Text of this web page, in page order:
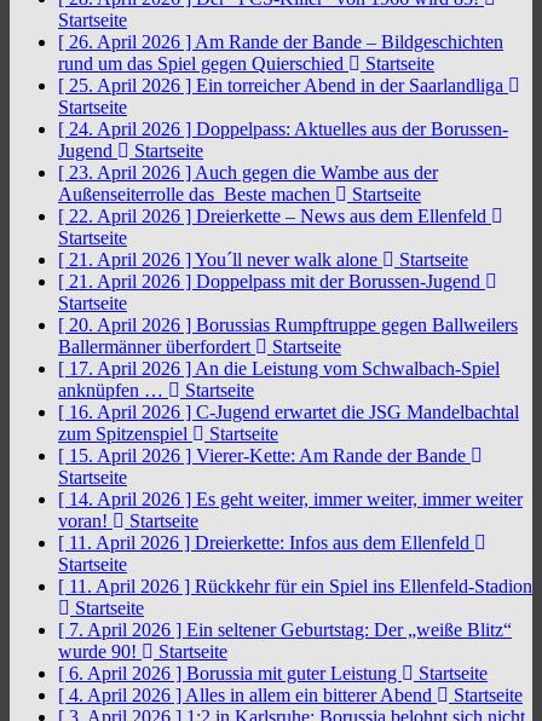
Startseite
[ 26. April 2026 ] Am Rande der Bande – Bildgeschichten
rund um das Spiel gegen Quierschied
Startseite
[ 25. April 2026 ] Ein torreicher Abend in der Saarlandliga
Startseite
[ 24. April 2026 ] Doppelpass: Aktuelles aus der Borussen-
Jugend
Startseite
[ 23. April 2026 ] Auch gegen die Wambe aus der
Außenseiterrolle das Beste machen
Startseite
[ 22. April 2026 ] Dreierkette – News aus dem Ellenfeld
Startseite
[ 21. April 2026 ]You´ll never walk alone
Startseite
[ 21. April 2026 ] Doppelpass mit der Borussen-Jugend
Startseite
[ 20. April 2026 ] Borussias Rumpftruppe gegen Ballweilers
Ballermänner überfordert
Startseite
[ 17. April 2026 ] An die Leistung vom Schwalbach-Spiel
anknüpfen …
Startseite
[ 16. April 2026 ] C-Jugend erwartet die JSG Mandelbachtal
zum Spitzenspiel
Startseite
[ 15. April 2026 ] Vierer-Kette: Am Rande der Bande
Startseite
[ 14. April 2026 ] Es geht weiter, immer weiter, immer weiter
voran!
Startseite
[ 11. April 2026 ] Dreierkette: Infos aus dem Ellenfeld
Startseite
[ 11. April 2026 ] Rückkehr für ein Spiel ins Ellenfeld-Stadion
Startseite
[ 7. April 2026 ] Ein seltener Geburtstag: Der „weiße Blitz“
wurde 90!
Startseite
[ 6. April 2026 ] Borussia mit guter Leistung
Startseite
[ 4. April 2026 ] Alles in allem ein bitterer Abend
Startseite
[ 3. April 2026 ] 1:2 in Karlsruhe: Borussia belohnt sich nicht